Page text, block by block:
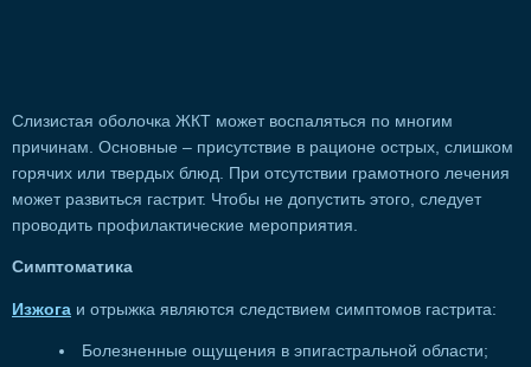
Слизистая оболочка ЖКТ может воспаляться по многим
причинам. Основные – присутствие в рационе острых, слишком
горячих или твердых блюд. При отсутствии грамотного лечения
может развиться гастрит. Чтобы не допустить этого, следует
проводить профилактические мероприятия.
Симптоматика
Изжога и отрыжка являются следствием симптомов гастрита:
Болезненные ощущения в эпигастральной области;